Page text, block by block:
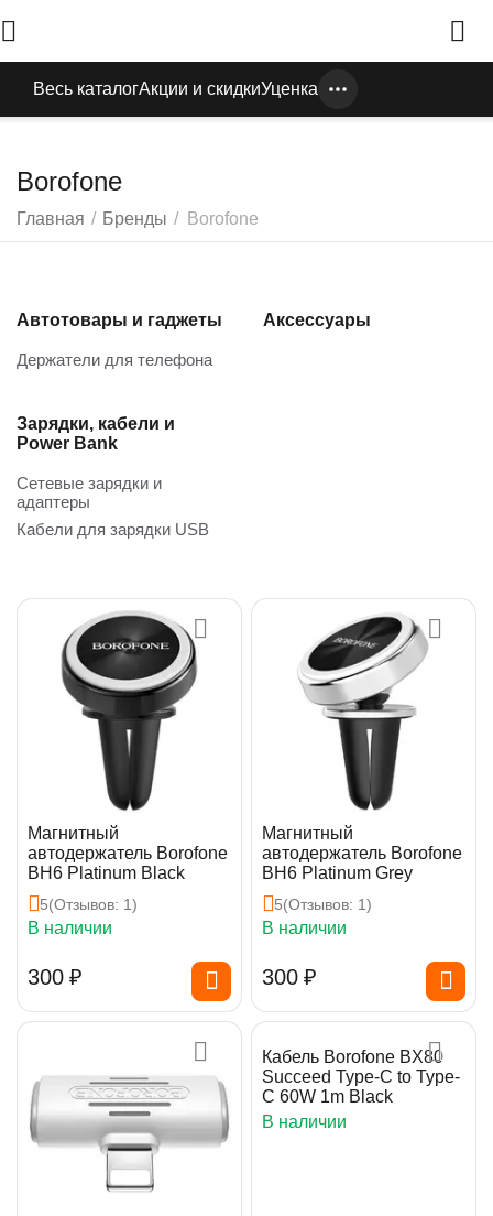
Весь каталогАкции и скидкиУценка
Borofone
Главная / Бренды / Borofone
Автотовары и гаджеты
Держатели для телефона
Аксессуары
Зарядки, кабели и
Power Bank
Сетевые зарядки и
адаптеры
Кабели для зарядки USB
Магнитный
автодержатель Borofone
BH6 Platinum Black
5(Отзывов: 1)
В наличии
‍300‍ ₽
Магнитный
автодержатель Borofone
BH6 Platinum Grey
5(Отзывов: 1)
В наличии
‍300‍ ₽
Кабель Borofone BX80
Succeed Type-C to Type-
C 60W 1m Black
В наличии